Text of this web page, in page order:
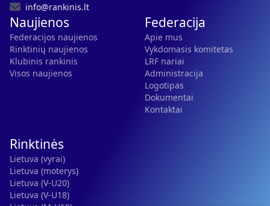
info@rankinis.lt
Naujienos
Federacijos naujienos
Rinktinių naujienos
Klubinis rankinis
Visos naujienos
Federacija
Apie mus
Vykdomasis komitetas
LRF nariai
Administracija
Logotipas
Dokumentai
Kontaktai
Rinktinės
Lietuva (vyrai)
Lietuva (moterys)
Lietuva (V-U20)
Lietuva (V-U18)